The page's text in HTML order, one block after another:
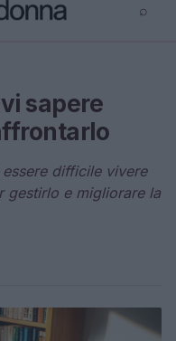
⌕
sapere
difficile vivere
gestirlo e migliorare la